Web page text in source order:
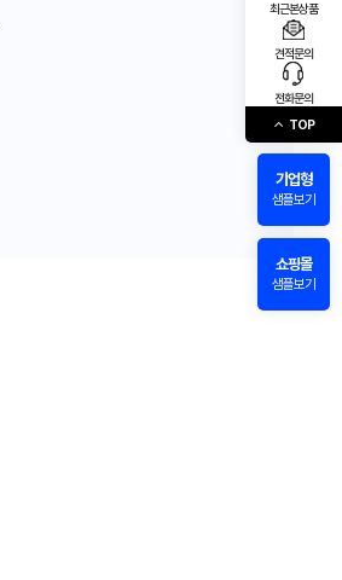
최근본상품
견적문의
전화문의
TOP
기업형
샘플보기
쇼핑몰
샘플보기